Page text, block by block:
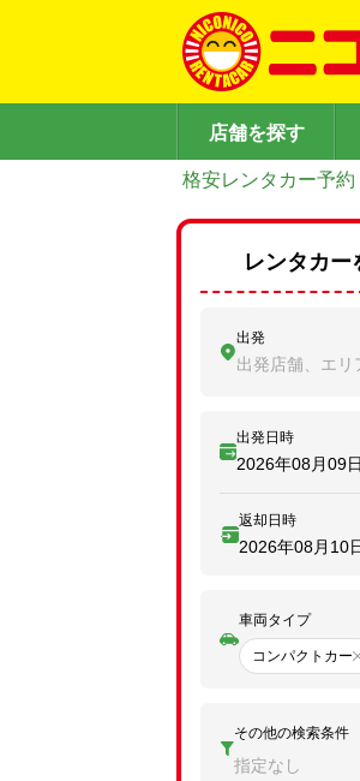
店舗を探す
格安レンタカー予約
レンタカー
出発
出発店舗、エリ
出発日時
2026年08月09
返却日時
2026年08月10
車両タイプ
コンパクトカー
その他の検索条件
指定なし